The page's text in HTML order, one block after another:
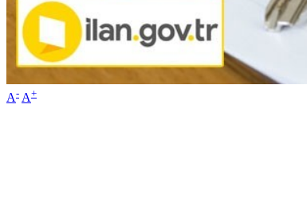
A- A+